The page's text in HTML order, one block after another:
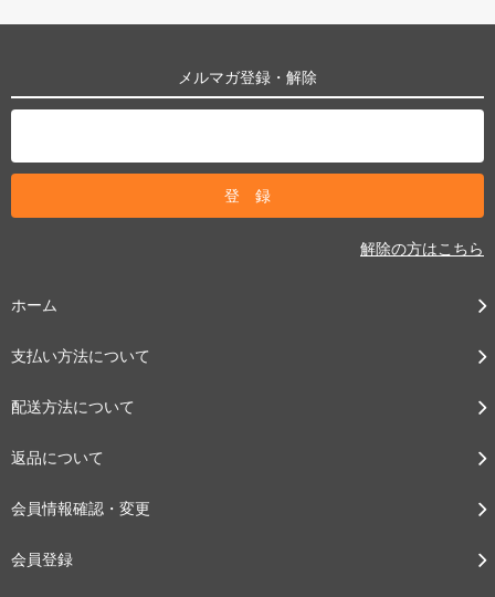
メルマガ登録・解除
解除の方はこちら
ホーム
支払い方法について
配送方法について
返品について
会員情報確認・変更
会員登録